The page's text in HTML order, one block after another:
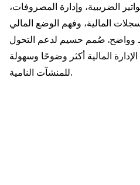
الضريبية، وإدارة المصروفات،
المالية، وفهم الوضع المالي
وواضح. صُمم حسيم لدعم التحول
المالية أكثر وضوحًا وسهولة
للمنشآت النامية.